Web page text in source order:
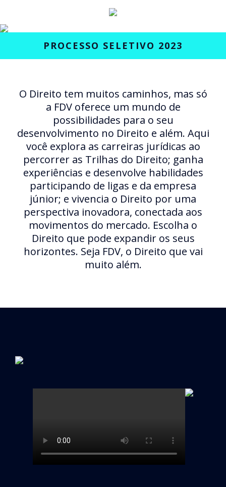
PROCESSO SELETIVO 2023
O Direito tem muitos caminhos, mas só
a FDV oferece um mundo de
possibilidades para o seu
desenvolvimento no Direito e além. Aqui
você explora as carreiras jurídicas ao
percorrer as Trilhas do Direito; ganha
experiências e desenvolve habilidades
participando de ligas e da empresa
júnior; e vivencia o Direito por uma
perspectiva inovadora, conectada aos
movimentos do mercado. Escolha o
Direito que pode expandir os seus
horizontes. Seja FDV, o Direito que vai
muito além.